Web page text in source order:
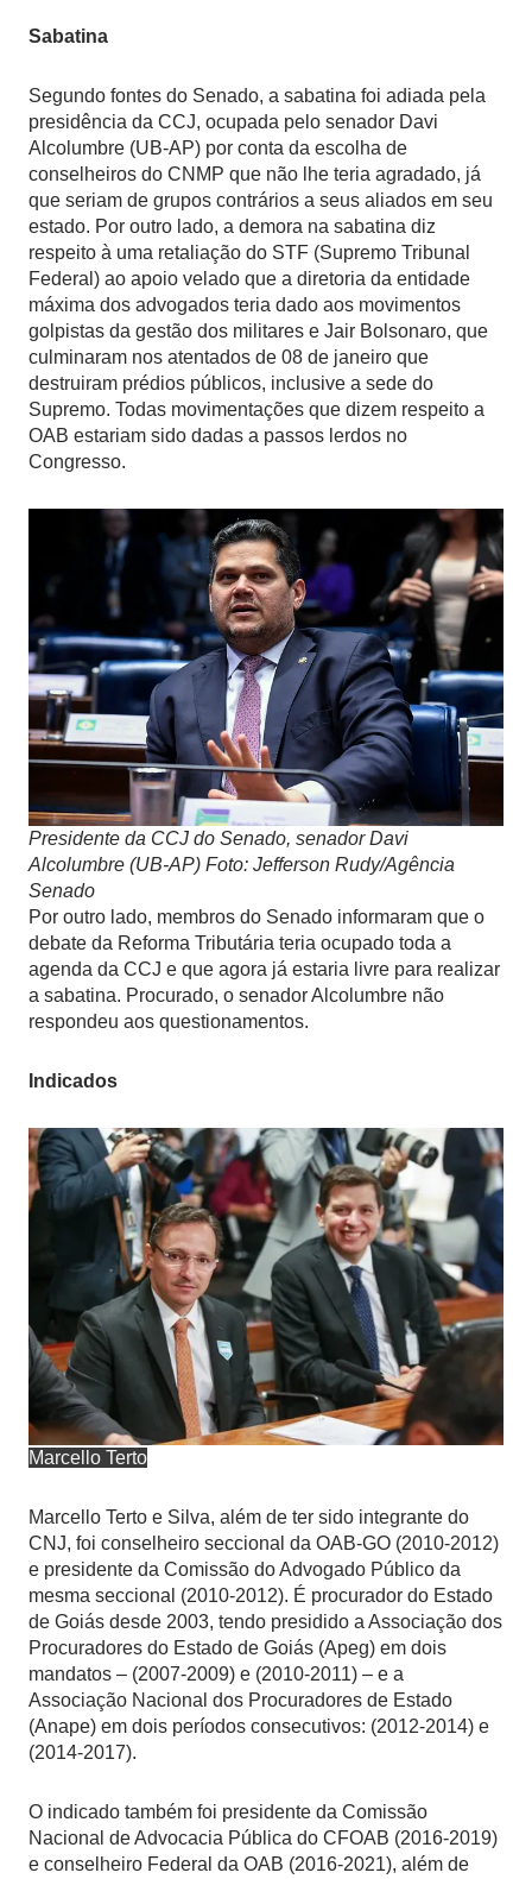
Sabatina
Segundo fontes do Senado, a sabatina foi adiada pela
presidência da CCJ, ocupada pelo senador Davi
Alcolumbre (UB-AP) por conta da escolha de
conselheiros do CNMP que não lhe teria agradado, já
que seriam de grupos contrários a seus aliados em seu
estado. Por outro lado, a demora na sabatina diz
respeito à uma retaliação do STF (Supremo Tribunal
Federal) ao apoio velado que a diretoria da entidade
máxima dos advogados teria dado aos movimentos
golpistas da gestão dos militares e Jair Bolsonaro, que
culminaram nos atentados de 08 de janeiro que
destruiram prédios públicos, inclusive a sede do
Supremo. Todas movimentações que dizem respeito a
OAB estariam sido dadas a passos lerdos no
Congresso.
Presidente da CCJ do Senado, senador Davi
Alcolumbre (UB-AP) Foto: Jefferson Rudy/Agência
Senado
Por outro lado, membros do Senado informaram que o
debate da Reforma Tributária teria ocupado toda a
agenda da CCJ e que agora já estaria livre para realizar
a sabatina. Procurado, o senador Alcolumbre não
respondeu aos questionamentos.
Indicados
Marcello Terto
Marcello Terto e Silva, além de ter sido integrante do
CNJ, foi conselheiro seccional da OAB-GO (2010-2012)
e presidente da Comissão do Advogado Público da
mesma seccional (2010-2012). É procurador do Estado
de Goiás desde 2003, tendo presidido a Associação dos
Procuradores do Estado de Goiás (Apeg) em dois
mandatos – (2007-2009) e (2010-2011) – e a
Associação Nacional dos Procuradores de Estado
(Anape) em dois períodos consecutivos: (2012-2014) e
(2014-2017).
O indicado também foi presidente da Comissão
Nacional de Advocacia Pública do CFOAB (2016-2019)
e conselheiro Federal da OAB (2016-2021), além de